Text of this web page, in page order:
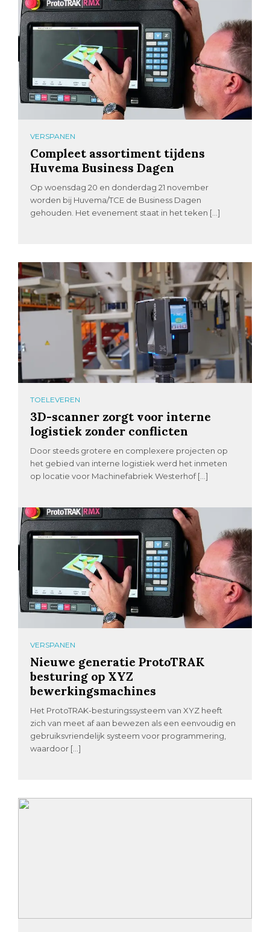
VERSPANEN
Compleet assortiment tijdens
Huvema Business Dagen
Op woensdag 20 en donderdag 21 november
worden bij Huvema/TCE de Business Dagen
gehouden. Het evenement staat in het teken […]
TOELEVEREN
3D-scanner zorgt voor interne
logistiek zonder conflicten
Door steeds grotere en complexere projecten op
het gebied van interne logistiek werd het inmeten
op locatie voor Machinefabriek Westerhof […]
VERSPANEN
Nieuwe generatie ProtoTRAK
besturing op XYZ
bewerkingsmachines
Het ProtoTRAK-besturingssysteem van XYZ heeft
zich van meet af aan bewezen als een eenvoudig en
gebruiksvriendelijk systeem voor programmering,
waardoor […]